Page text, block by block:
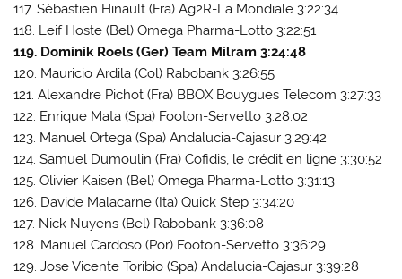
117. Sébastien Hinault (Fra) Ag2R-La Mondiale 3:22:34
118. Leif Hoste (Bel) Omega Pharma-Lotto 3:22:51
119. Dominik Roels (Ger) Team Milram 3:24:48
120. Mauricio Ardila (Col) Rabobank 3:26:55
121. Alexandre Pichot (Fra) BBOX Bouygues Telecom 3:27:33
122. Enrique Mata (Spa) Footon-Servetto 3:28:02
123. Manuel Ortega (Spa) Andalucia-Cajasur 3:29:42
124. Samuel Dumoulin (Fra) Cofidis, le crédit en ligne 3:30:52
125. Olivier Kaisen (Bel) Omega Pharma-Lotto 3:31:13
126. Davide Malacarne (Ita) Quick Step 3:34:20
127. Nick Nuyens (Bel) Rabobank 3:36:08
128. Manuel Cardoso (Por) Footon-Servetto 3:36:29
129. Jose Vicente Toribio (Spa) Andalucia-Cajasur 3:39:28